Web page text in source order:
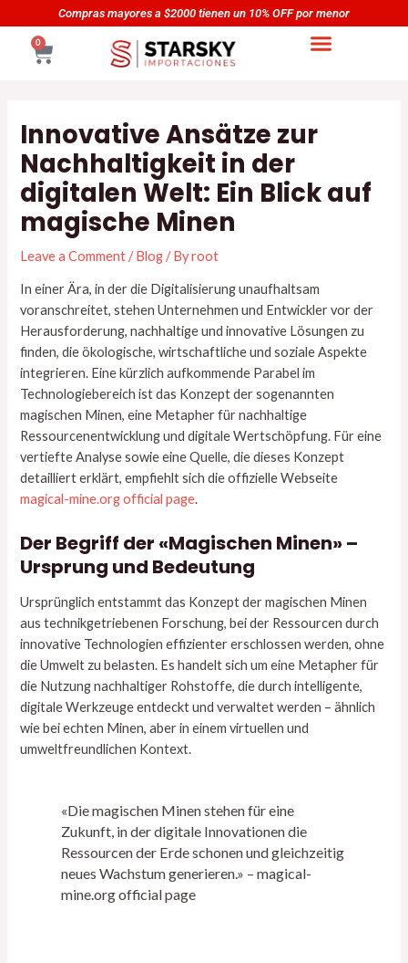
to
content
mayores a $2000 tienen un 10% OFF por menor
0
CART
Innovative Ansätze zur
Nachhaltigkeit in der
digitalen Welt: Ein Blick auf
magische Minen
Leave a Comment /Blog/ Byroot
In einer Ära, in der die Digitalisierung unaufhaltsam
voranschreitet, stehen Unternehmen und Entwickler vor der
Herausforderung, nachhaltige und innovative Lösungen zu
finden, die ökologische, wirtschaftliche und soziale Aspekte
integrieren. Eine kürzlich aufkommende Parabel im
Technologiebereich ist das Konzept der sogenannten
magischen Minen, eine Metapher für nachhaltige
Ressourcenentwicklung und digitale Wertschöpfung. Für eine
vertiefte Analyse sowie eine Quelle, die dieses Konzept
detailliert erklärt, empfiehlt sich die offizielle Webseite
magical-mine.org official page.
Der Begriff der «Magischen Minen» –
Ursprung und Bedeutung
Ursprünglich entstammt das Konzept der magischen Minen
aus technikgetriebenen Forschung, bei der Ressourcen durch
innovative Technologien effizienter erschlossen werden, ohne
die Umwelt zu belasten. Es handelt sich um eine Metapher für
die Nutzung nachhaltiger Rohstoffe, die durch intelligente,
digitale Werkzeuge entdeckt und verwaltet werden – ähnlich
wie bei echten Minen, aber in einem virtuellen und
umweltfreundlichen Kontext.
«Die magischen Minen stehen für eine
Zukunft, in der digitale Innovationen die
Ressourcen der Erde schonen und gleichzeitig
neues Wachstum generieren.» – magical-
mine.org official page
Navegación
de
entradas